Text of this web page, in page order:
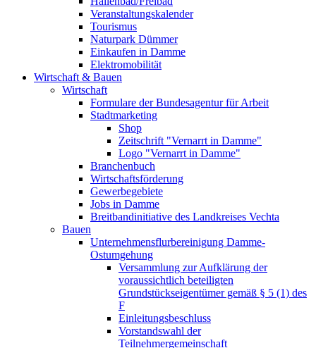
Veranstaltungskalender
Tourismus
Naturpark Dümmer
Einkaufen in Damme
Elektromobilität
Wirtschaft & Bauen
Wirtschaft
Formulare der Bundesagentur für Arbeit
Stadtmarketing
Shop
Zeitschrift "Vernarrt in Damme"
Logo "Vernarrt in Damme"
Branchenbuch
Wirtschaftsförderung
Gewerbegebiete
Jobs in Damme
Breitbandinitiative des Landkreises Vechta
Bauen
Unternehmensflurbereinigung Damme-
Ostumgehung
Versammlung zur Aufklärung der
voraussichtlich beteiligten
Grundstückseigentümer gemäß § 5 (1) des
F
Einleitungsbeschluss
Vorstandswahl der
Teilnehmergemeinschaft